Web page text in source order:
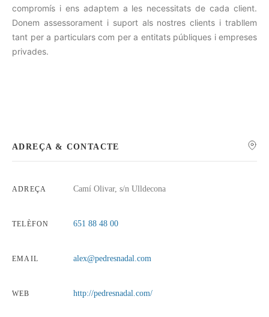
compromís i ens adaptem a les necessitats de cada client.
Donem assessorament i suport als nostres clients i trabllem
tant per a particulars com per a entitats públiques i empreses
privades.
ADREÇA & CONTACTE
ADREÇA Camí Olivar, s/n Ulldecona
TELÈFON 651 88 48 00
EMAIL alex@pedresnadal.com
WEB http://pedresnadal.com/